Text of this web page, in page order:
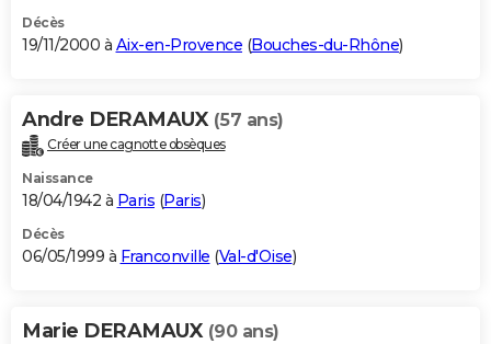
Décès
19/11/2000 à Aix-en-Provence (Bouches-du-Rhône)
Andre DERAMAUX (57 ans)
Créer une cagnotte obsèques
Naissance
18/04/1942 à Paris (Paris)
Décès
06/05/1999 à Franconville (Val-d'Oise)
Marie DERAMAUX (90 ans)